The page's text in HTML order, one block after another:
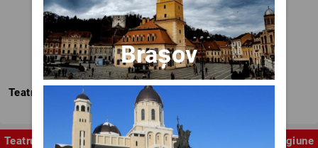
Teatrul Nottara
Teatru Stagiune
Brașov